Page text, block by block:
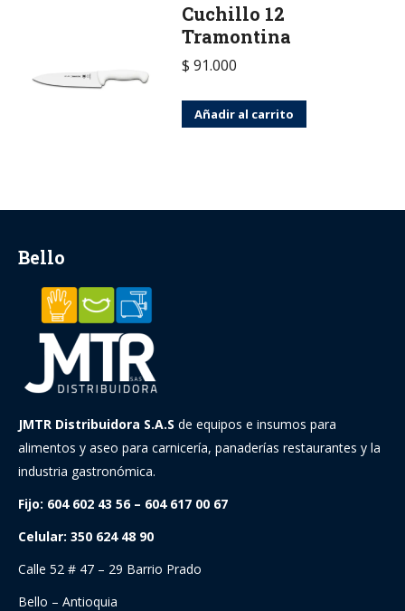
Cuchillo 12
Tramontina
$ 91.000
Añadir al carrito
Bello
JMTR Distribuidora S.A.S de equipos e insumos para
alimentos y aseo para carnicería, panaderías restaurantes y la
industria gastronómica.
Fijo: 604 602 43 56 – 604 617 00 67
Celular: 350 624 48 90
Calle 52 # 47 – 29 Barrio Prado
Bello – Antioquia